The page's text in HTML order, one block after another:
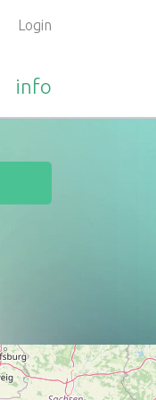
Login
info